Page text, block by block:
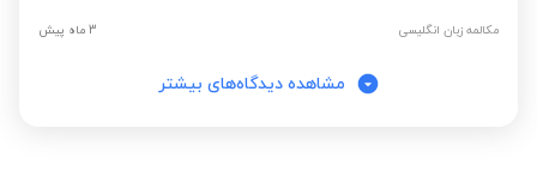
مکالمه زبان انگلیسی 3 ماه پیش
مشاهده دیدگاه‌های بیشتر